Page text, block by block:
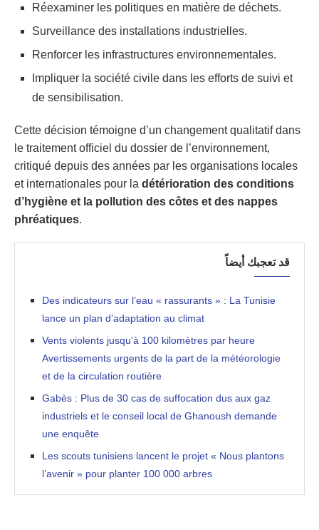
Réexaminer les politiques en matière de déchets.
Surveillance des installations industrielles.
Renforcer les infrastructures environnementales.
Impliquer la société civile dans les efforts de suivi et
de sensibilisation.
Cette décision témoigne d’un changement qualitatif dans
le traitement officiel du dossier de l’environnement,
critiqué depuis des années par les organisations locales
et internationales pour la détérioration des conditions
d’hygiène et la pollution des côtes et des nappes
phréatiques.
قد تعجبك أيضاً
Des indicateurs sur l’eau « rassurants » : La Tunisie
lance un plan d’adaptation au climat
Vents violents jusqu’à 100 kilomètres par heure
Avertissements urgents de la part de la météorologie
et de la circulation routière
Gabès : Plus de 30 cas de suffocation dus aux gaz
industriels et le conseil local de Ghanoush demande
une enquête
Les scouts tunisiens lancent le projet « Nous plantons
l’avenir » pour planter 100 000 arbres